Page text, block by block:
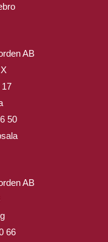
AB
17
50
AB
66